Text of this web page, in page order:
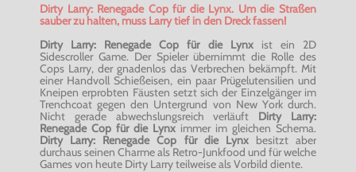
Dirty Larry: Renegade Cop für die Lynx. Um die Straßen
sauber zu halten, muss Larry tief in den Dreck fassen!
Dirty Larry: Renegade Cop für die Lynxist ein 2D
Sidescroller Game. Der Spieler übernimmt die Rolle des
Cops Larry, der gnadenlos das Verbrechen bekämpft. Mit
einer Handvoll Schießeisen, ein paar Prügelutensilien und
Kneipen erprobten Fäusten setzt sich der Einzelgänger im
Trenchcoat gegen den Untergrund von New York durch.
Nicht gerade abwechslungsreich verläuft Dirty Larry:
Renegade Cop für die Lynx immer im gleichen Schema.
Dirty Larry: Renegade Cop für die Lynx besitzt aber
durchaus seinen Charme als Retro-Junkfood und für welche
Games von heute Dirty Larry teilweise als Vorbild diente.